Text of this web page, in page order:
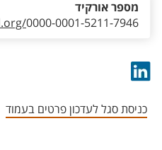
0000-0001-5211-7946
מספר אורקיד
כניסת סגל לעדכון פרטים בעמוד